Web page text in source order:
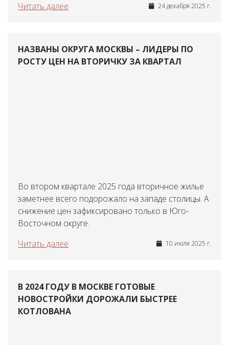
Читать далее
24 декабря 2025 г.
НАЗВАНЫ ОКРУГА МОСКВЫ – ЛИДЕРЫ ПО
РОСТУ ЦЕН НА ВТОРИЧКУ ЗА КВАРТАЛ
Во втором квартале 2025 года вторичное жилье
заметнее всего подорожало на западе столицы. А
снижение цен зафиксировано только в Юго-
Восточном округе.
Читать далее
10 июля 2025 г.
В 2024 ГОДУ В МОСКВЕ ГОТОВЫЕ
НОВОСТРОЙКИ ДОРОЖАЛИ БЫСТРЕЕ
КОТЛОВАНА